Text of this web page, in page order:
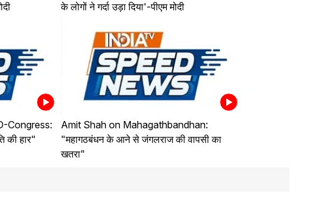
के लोगों ने गर्दा उड़ा दिया'-पीएम मोदी
Congress:
की हार"
Amit Shah on Mahagathbandhan:
"महागठबंधन के आने से जंगलराज की वापसी का
खतरा"